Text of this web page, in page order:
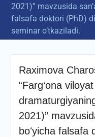
2021)” mavzusida
falsafa doktori (PhD)
seminar o‘tkaziladi.
Raximova
“Farg‘ona
2021)”
boʻyicha falsafa